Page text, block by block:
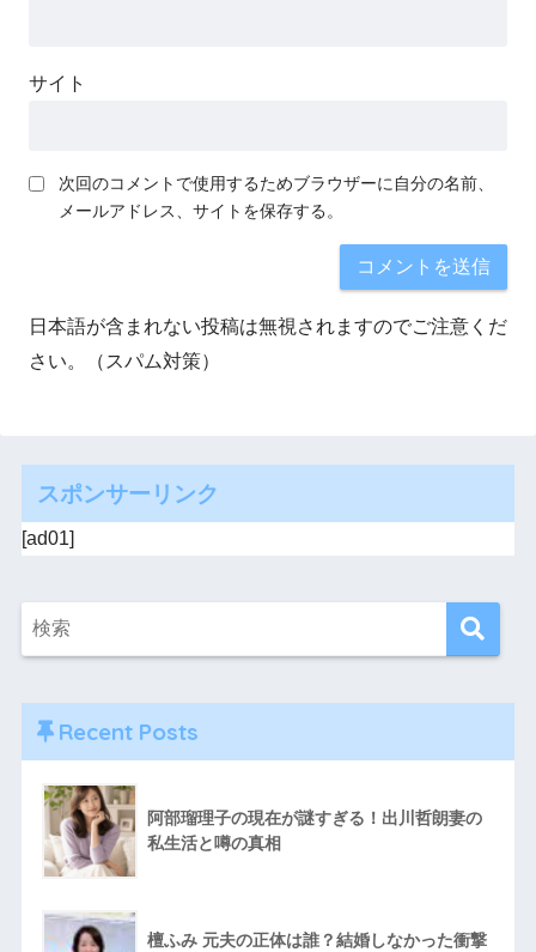
サイト
次回のコメントで使用するためブラウザーに自分の名前、
メールアドレス、サイトを保存する。
日本語が含まれない投稿は無視されますのでご注意くだ
さい。（スパム対策）
スポンサーリンク
[ad01]
Recent Posts
阿部瑠理子の現在が謎すぎる！出川哲朗妻の
私生活と噂の真相
檀ふみ 元夫の正体は誰？結婚しなかった衝撃